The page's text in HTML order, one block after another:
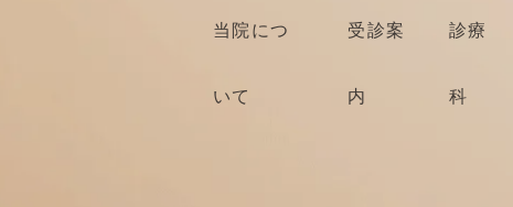
当院につ
いて
受診案
内
診療
科